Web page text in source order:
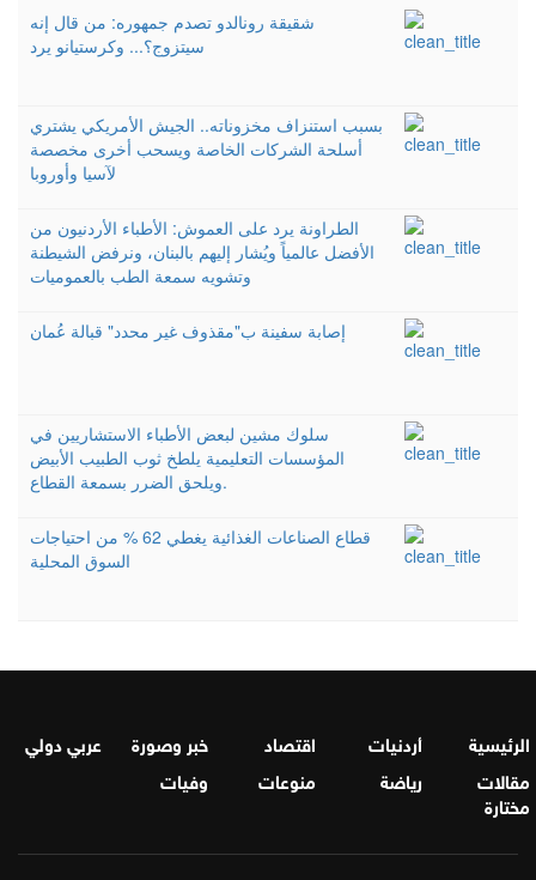
شقيقة رونالدو تصدم جمهوره: من قال إنه
سيتزوج؟... وكرستيانو يرد
بسبب استنزاف مخزوناته.. الجيش الأمريكي يشتري
أسلحة الشركات الخاصة ويسحب أخرى مخصصة
لآسيا وأوروبا
الطراونة يرد على العموش: الأطباء الأردنيون من
الأفضل عالمياً ويُشار إليهم بالبنان، ونرفض الشيطنة
وتشويه سمعة الطب بالعموميات
إصابة سفينة ب"مقذوف غير محدد" قبالة عُمان
سلوك مشين لبعض الأطباء الاستشاريين في
المؤسسات التعليمية يلطخ ثوب الطبيب الأبيض
ويلحق الضرر بسمعة القطاع.
قطاع الصناعات الغذائية يغطي 62 % من احتياجات
السوق المحلية
الرئيسية أردنيات اقتصاد خبر وصورة
عربي دولي
مقالات
مختارة
رياضة منوعات وفيات